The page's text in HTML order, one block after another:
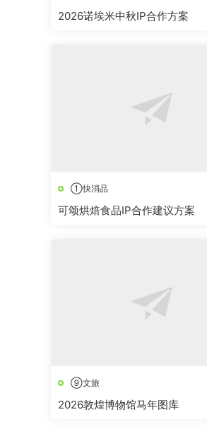
2026诺埃米中秋IP合作方案
①快消品
可颂烘焙食品IP合作建议方案
⑨文旅
2026敦煌博物馆马年图库